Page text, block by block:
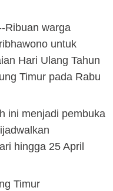
Ribuan warga
untuk
Hari Ulang Tahun
Timur pada Rabu
ini menjadi pembuka
hingga 25 April
Timur